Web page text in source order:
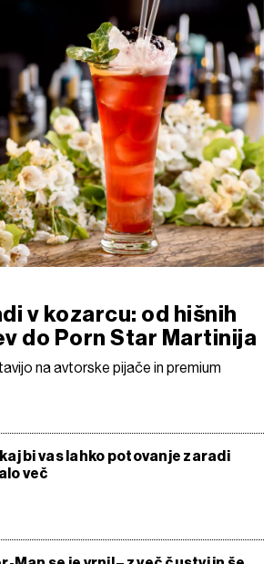
v kozarcu: od hišnih
do Porn Star Martinija
na avtorske pijače in premium
bi vas lahko potovanje zaradi
več